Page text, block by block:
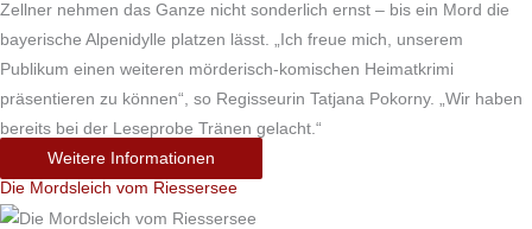
Zellner nehmen das Ganze nicht sonderlich ernst – bis ein Mord die
bayerische Alpenidylle platzen lässt. „Ich freue mich, unserem
Publikum einen weiteren mörderisch-komischen Heimatkrimi
präsentieren zu können“, so Regisseurin Tatjana Pokorny. „Wir haben
bereits bei der Leseprobe Tränen gelacht.“
Weitere Informationen
Die Mordsleich vom Riessersee